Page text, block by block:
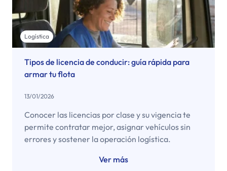
Logística
Tipos de licencia de conducir: guía rápida para
armar tu flota
13/01/2026
Conocer las licencias por clase y su vigencia te
permite contratar mejor, asignar vehículos sin
errores y sostener la operación logística.
Ver más